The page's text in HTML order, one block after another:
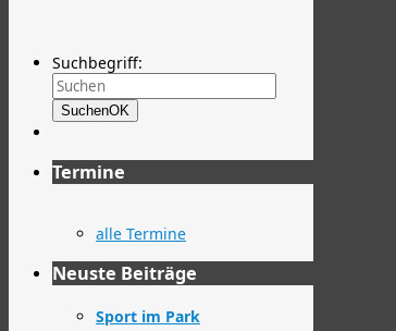
Suchbegriff:
SuchenOK
Termine
alle Termine
Neuste Beiträge
Sport im Park